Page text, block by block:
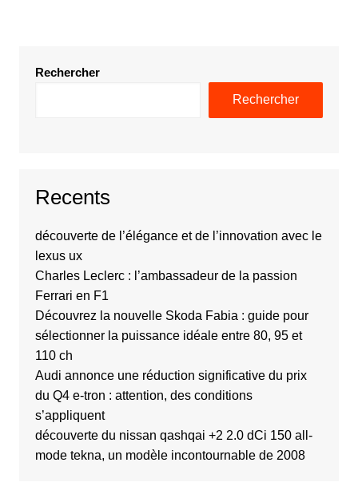
Rechercher
Rechercher
Recents
découverte de l’élégance et de l’innovation avec le
lexus ux
Charles Leclerc : l’ambassadeur de la passion
Ferrari en F1
Découvrez la nouvelle Skoda Fabia : guide pour
sélectionner la puissance idéale entre 80, 95 et
110 ch
Audi annonce une réduction significative du prix
du Q4 e-tron : attention, des conditions
s’appliquent
découverte du nissan qashqai +2 2.0 dCi 150 all-
mode tekna, un modèle incontournable de 2008